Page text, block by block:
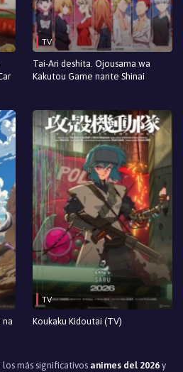
TV
Tai-Ari deshita. Ojousama wa
Kakutou Game nante Shinai
na
TV
Koukaku Kidoutai (TV)
los más significativos animes del 2026 y